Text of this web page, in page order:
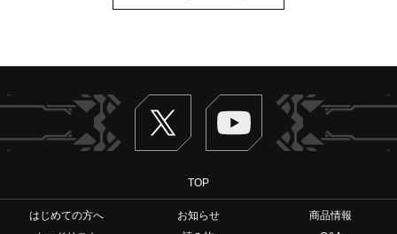
Twitter ヴァンガードch
TOP
はじめての方へ お知らせ
商品情報